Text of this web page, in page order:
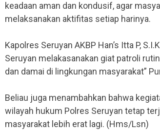
keadaan aman dan kondusif, agar
melaksanakan aktifitas setiap harinya.
Kapolres Seruyan AKBP Han’s Itta P,
Seruyan melakasanakan giat patroli
dan damai di lingkungan masyarakat”
Beliau juga menambahkan bahwa
wilayah hukum Polres Seruyan tetap
masyarakat lebih erat lagi. (Hms/Lsn)